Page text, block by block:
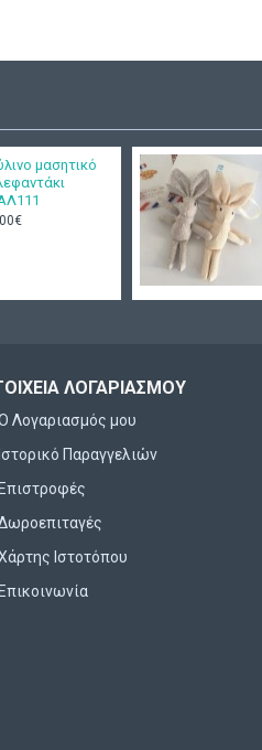
μασητικό
ΛΟΓΑΡΙΑΣΜΟΎ
Λογαριασμός μου
Ιστορικό Παραγγελιών
Επιστροφές
Ιστοτόπου
Επικοινωνία